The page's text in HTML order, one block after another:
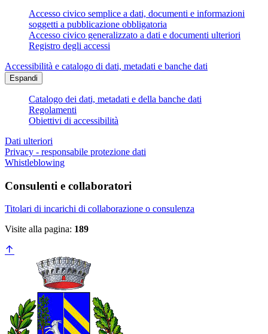
Accesso civico semplice a dati, documenti e informazioni
soggetti a pubblicazione obbligatoria
Accesso civico generalizzato a dati e documenti ulteriori
Registro degli accessi
Accessibilità e catalogo di dati, metadati e banche dati
Espandi
Catalogo dei dati, metadati e della banche dati
Regolamenti
Obiettivi di accessibilità
Dati ulteriori
Privacy - responsabile protezione dati
Whistleblowing
Consulenti e collaboratori
Titolari di incarichi di collaborazione o consulenza
Visite alla pagina: 189